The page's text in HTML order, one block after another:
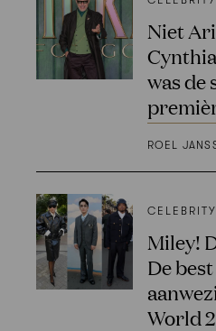
Niet
was de
ROEL
CELEBRITY
Miley!
De
World